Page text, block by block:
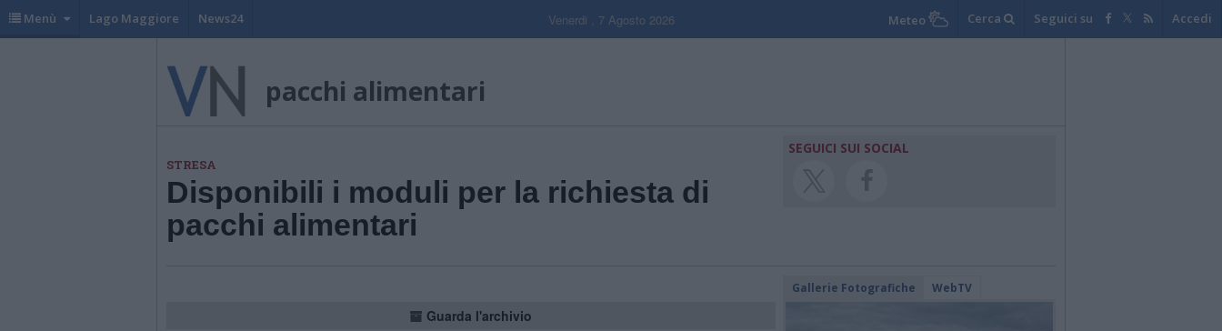
Menù Lago Maggiore News24 Venerdi , 7 Agosto 2026 Meteo Cerca Seguici su Accedi
pacchi alimentari
STRESA
Disponibili i moduli per la richiesta di
pacchi alimentari
SEGUICI SUI SOCIAL
Guarda l'archivio
Gallerie Fotografiche WebTV